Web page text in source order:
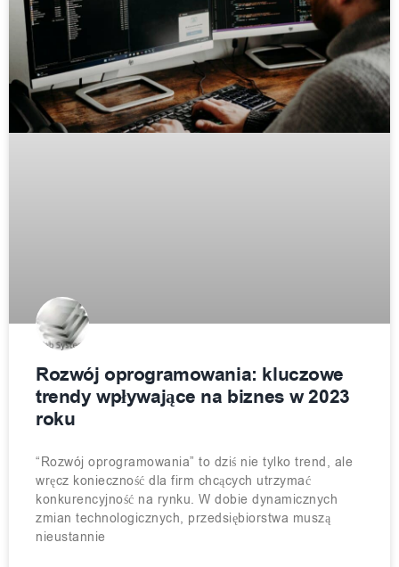
Rozwój oprogramowania: kluczowe
trendy wpływające na biznes w 2023
roku
“Rozwój oprogramowania” to dziś nie tylko trend, ale
wręcz konieczność dla firm chcących utrzymać
konkurencyjność na rynku. W dobie dynamicznych
zmian technologicznych, przedsiębiorstwa muszą
nieustannie